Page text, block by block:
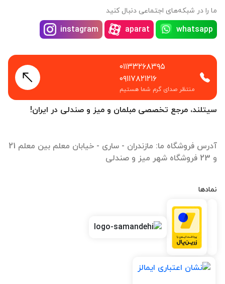
سیتلند، مرجع تخصصی مبلمان و میز و صندلی در ایران!
آدرس فروشگاه ما: مازندران - ساری - خیابان معلم بین معلم 21
و 23 فروشگاه شهر میز و صندلی
نمادها
ما را در شبکه‌های اجتماعی دنبال کنید
whatsapp
aparat
instagram
۰۱۱۳۳۲۶۸۳۹۵
۰۹۱۱۷۸۲۱۲۱۶
منتظر صدای گرم شما هستیم